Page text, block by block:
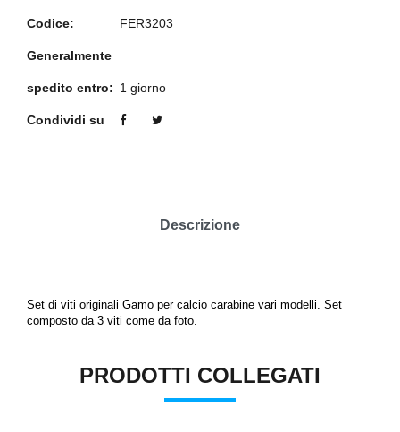
Codice: FER3203
Generalmente
spedito entro: 1 giorno
Condividi su
Descrizione
Set di viti originali Gamo per calcio carabine vari modelli. Set
composto da 3 viti come da foto.
PRODOTTI COLLEGATI